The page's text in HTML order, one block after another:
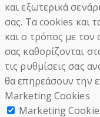
και εξωτερικά
σας. Τα cookies και
και ο τρόπος με
σας καθορίζονται
τις ρυθμίσεις σας
θα επηρεάσουν την
Marketing Cookies
Marketing